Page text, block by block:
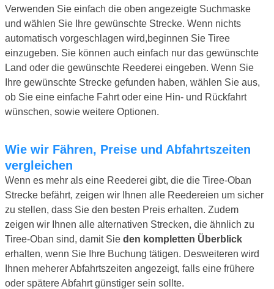
Verwenden Sie einfach die oben angezeigte Suchmaske
und wählen Sie Ihre gewünschte Strecke. Wenn nichts
automatisch vorgeschlagen wird,beginnen Sie Tiree
einzugeben. Sie können auch einfach nur das gewünschte
Land oder die gewünschte Reederei eingeben. Wenn Sie
Ihre gewünschte Strecke gefunden haben, wählen Sie aus,
ob Sie eine einfache Fahrt oder eine Hin- und Rückfahrt
wünschen, sowie weitere Optionen.
Wie wir Fähren, Preise und Abfahrtszeiten
vergleichen
Wenn es mehr als eine Reederei gibt, die die Tiree-Oban
Strecke befährt, zeigen wir Ihnen alle Reedereien um sicher
zu stellen, dass Sie den besten Preis erhalten. Zudem
zeigen wir Ihnen alle alternativen Strecken, die ähnlich zu
Tiree-Oban sind, damit Sie den kompletten Überblick
erhalten, wenn Sie Ihre Buchung tätigen. Desweiteren wird
Ihnen meherer Abfahrtszeiten angezeigt, falls eine frühere
oder spätere Abfahrt günstiger sein sollte.